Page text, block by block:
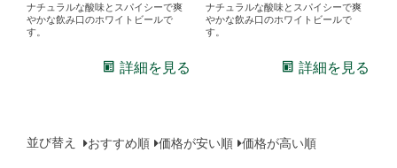
ナチュラルな酸味とスパイシーで爽
やかな飲み口のホワイトビールで
す。
詳細を見る
ナチュラルな酸味とスパイシーで爽
やかな飲み口のホワイトビールで
す。
詳細を見る
並び替え おすすめ順 価格が安い順 価格が高い順